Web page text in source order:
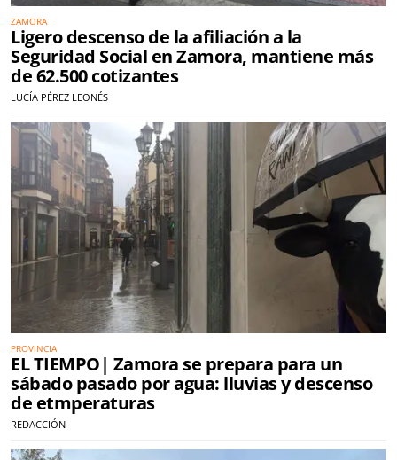
ZAMORA
Ligero descenso de la afiliación a la
Seguridad Social en Zamora, mantiene más
de 62.500 cotizantes
LUCÍA PÉREZ LEONÉS
PROVINCIA
EL TIEMPO| Zamora se prepara para un
sábado pasado por agua: lluvias y descenso
de etmperaturas
REDACCIÓN